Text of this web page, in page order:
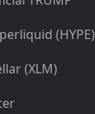
(HYPE)
(XLM)